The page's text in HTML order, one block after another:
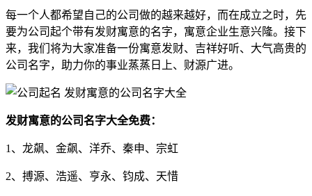
每一个人都希望自己的公司做的越来越好，而在成立之时，先
要为公司起个带有发财寓意的名字，寓意企业生意兴隆。接下
来，我们将为大家准备一份寓意发财、吉祥好听、大气高贵的
公司名字，助力你的事业蒸蒸日上、财源广进。
发财寓意的公司名字大全免费：
1、龙飙、金飙、洋乔、秦申、宗虹
2、搏源、浩遥、亨永、钧成、天惜